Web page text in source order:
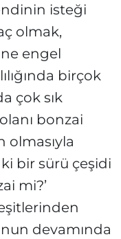
isteği
olmak,
engel
birçok
çok sık
bonzai
olmasıyla
bir sürü çeşidi
mi?’
devamında